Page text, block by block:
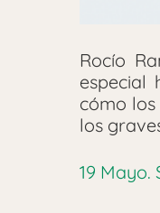
Rocío
especial
cómo
los
19